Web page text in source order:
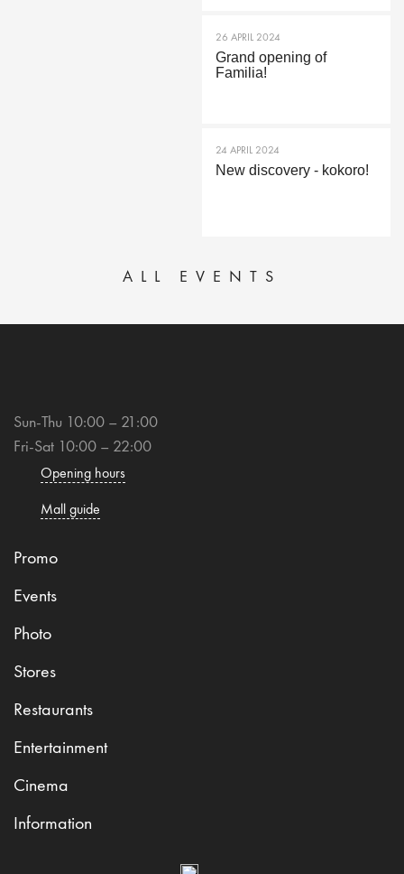
26 APRIL 2024
Grand opening of
Familia!
24 APRIL 2024
New discovery - kokoro!
ALL EVENTS
Sun-Thu 10:00 – 21:00
Fri-Sat 10:00 – 22:00
Opening hours
Mall guide
Promo
Events
Photo
Stores
Restaurants
Entertainment
Cinema
Information